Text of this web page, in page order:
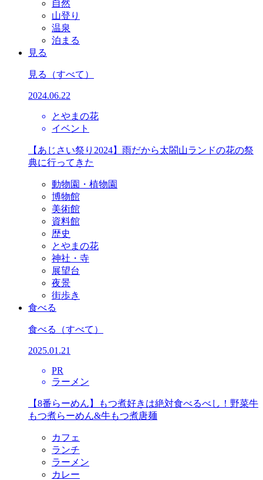
自然
山登り
温泉
泊まる
見る
見る （すべて）
2024.06.22
とやまの花
イベント
【あじさい祭り2024】雨だから太閤山ランドの花の祭
典に行ってきた
動物園・植物園
博物館
美術館
資料館
歴史
とやまの花
神社・寺
展望台
夜景
街歩き
食べる
食べる （すべて）
2025.01.21
PR
ラーメン
【8番らーめん】もつ煮好きは絶対食べるべし！野菜牛
もつ煮らーめん&牛もつ煮唐麺
カフェ
ランチ
ラーメン
カレー